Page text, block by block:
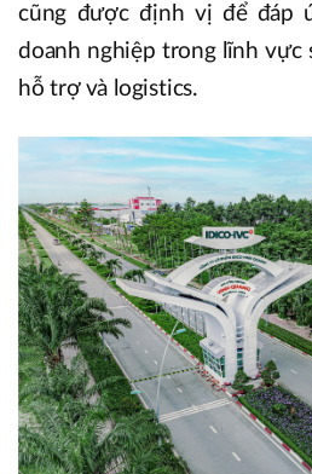
cũng được định vị để đáp
doanh nghiệp trong lĩnh vực
hỗ trợ và logistics.